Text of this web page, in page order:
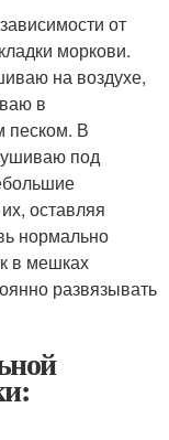
от
моркови.
на воздухе,
в
песком. В
под
оставляя
нормально
в мешках
развязывать